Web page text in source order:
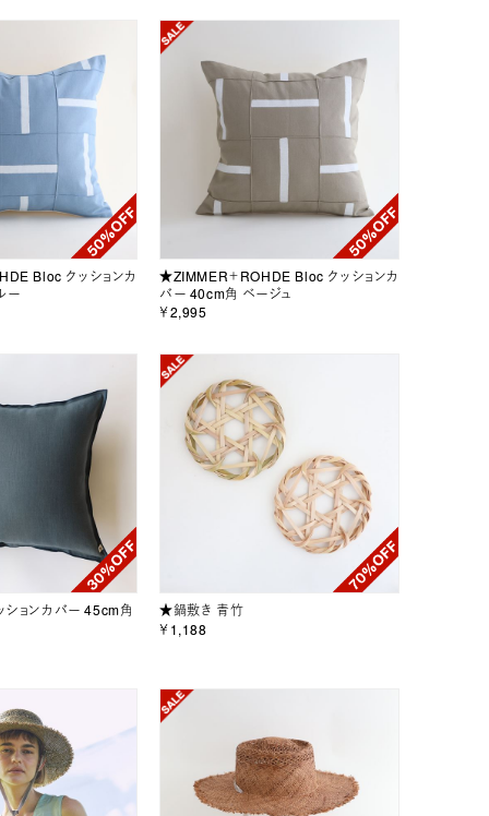
Bloc クッションカ
ー
★ZIMMER＋ROHDE Bloc クッションカ
バー 40cm角 ベージュ
￥2,995
ョンカバー 45cm角
★鍋敷き 青竹
￥1,188